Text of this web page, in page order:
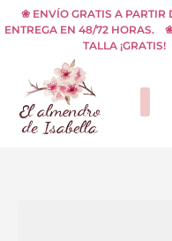
al
contenido
❀ ENVÍO GRATIS A
ENTREGA EN 48/72 HORAS.
TALLA ¡GRATIS!